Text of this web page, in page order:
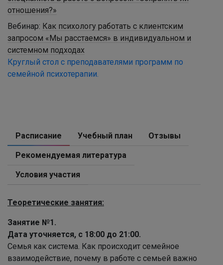
отношения?»
Вебинар: Как психологу работать с клиентским
запросом «Мы расстаемся» в индивидуальном и
системном подходах
Круглый стол с преподавателями программ по
семейной психотерапии.
Расписание Учебный план Отзывы
Рекомендуемая литература
Условия участия
Теоретические занятия:
Занятие №1.
Дата уточняется, с 18:00 до 21:00.
Семья как система. Как происходит семейное
взаимодействие, почему в работе с семьей важно